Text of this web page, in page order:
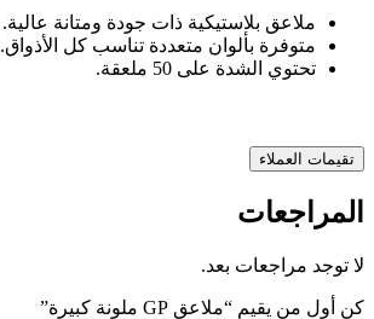
ملاعق بلاستيكية ذات جودة ومتانة عالية.
متوفرة بألوان متعددة تناسب كل الأذواق.
تحتوي الشدة على 50 ملعقة.
تقيمات العملاء
المراجعات
لا توجد مراجعات بعد.
كن أول من يقيم “ملاعق GP ملونة كبيرة”